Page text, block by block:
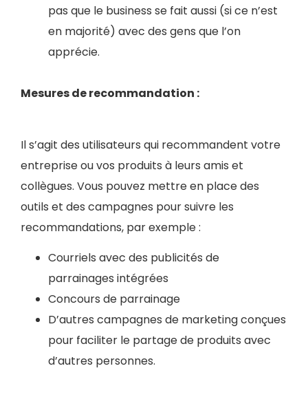
pas que le business se fait aussi (si ce n’est
en majorité) avec des gens que l’on
apprécie.
Mesures de recommandation :
Il s’agit des utilisateurs qui recommandent votre
entreprise ou vos produits à leurs amis et
collègues. Vous pouvez mettre en place des
outils et des campagnes pour suivre les
recommandations, par exemple :
Courriels avec des publicités de
parrainages intégrées
Concours de parrainage
D’autres campagnes de marketing conçues
pour faciliter le partage de produits avec
d’autres personnes.